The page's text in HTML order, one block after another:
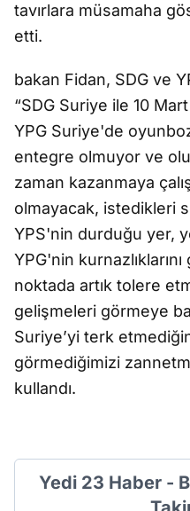
tavırlara müsamaha
etti.
bakan Fidan, SDG ve
“SDG Suriye ile 10
YPG Suriye'de
entegre olmuyor ve
zaman kazanmaya
olmayacak, istedikleri
YPS'nin durduğu yer,
YPG'nin
noktada artık tolere
gelişmeleri görmeye
Suriye’yi terk
görmediğimizi
kullandı.
Yedi 23 Haber -